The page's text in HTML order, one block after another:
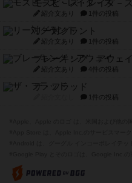
モズビ－ズ・レイダ－ズ
紹介文あり 1件の投稿
リー対グラント
紹介文あり 1件の投稿
ブレーキング・アウェイ
紹介文あり 4件の投稿
ザ・フラッド
1件の投稿